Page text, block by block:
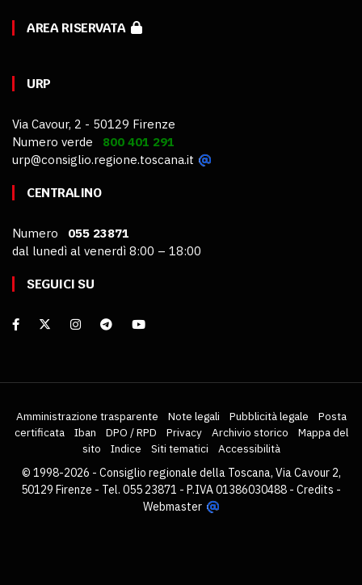
AREA RISERVATA
URP
Via Cavour, 2 - 50129 Firenze
Numero verde 800 401 291
urp@consiglio.regione.toscana.it
CENTRALINO
Numero 055 23871
dal lunedì al venerdì 8:00 – 18:00
SEGUICI SU
Amministrazione trasparente Note legali Pubblicità legale
Posta
certificata
Iban DPO / RPD Privacy Archivio storico
Mappa del
sito
Indice Siti tematici
Accessibilità
© 1998-2026 - Consiglio regionale della Toscana, Via Cavour 2,
50129 Firenze - Tel. 055 23871 - P.IVA 01386030488 - Credits -
Webmaster